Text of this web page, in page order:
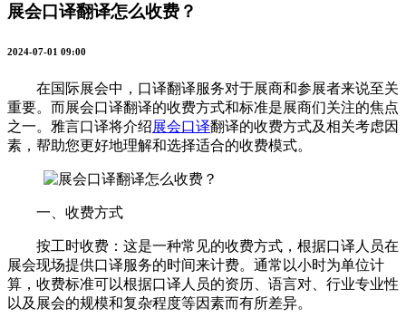
展会口译翻译怎么收费？
2024-07-01 09:00
在国际展会中，口译翻译服务对于展商和参展者来说至关
重要。而展会口译翻译的收费方式和标准是展商们关注的焦点
之一。雅言口译将介绍展会口译翻译的收费方式及相关考虑因
素，帮助您更好地理解和选择适合的收费模式。
一、收费方式
按工时收费：这是一种常见的收费方式，根据口译人员在
展会现场提供口译服务的时间来计费。通常以小时为单位计
算，收费标准可以根据口译人员的资历、语言对、行业专业性
以及展会的规模和复杂程度等因素而有所差异。